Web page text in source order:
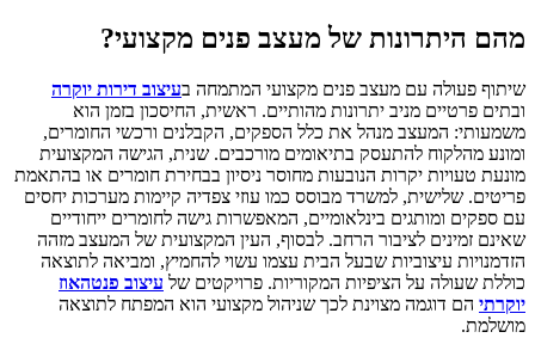
מהם היתרונות של מעצב פנים מקצועי?
שיתוף פעולה עם מעצב פנים מקצועי המתמחה בעיצוב דירות יוקרה
ובתים פרטיים מניב יתרונות מהותיים. ראשית, החיסכון בזמן הוא
משמעותי: המעצב מנהל את כלל הספקים, הקבלנים ורכשי החומרים,
ומונע מהלקוח להתעסק בתיאומים מורכבים. שנית, הגישה המקצועית
מונעת טעויות יקרות הנובעות מחוסר ניסיון בבחירת חומרים או בהתאמת
פריטים. שלישית, למשרד מבוסס כמו עוזי צפדיה קיימות מערכות יחסים
עם ספקים ומותגים בינלאומיים, המאפשרות גישה לחומרים ייחודיים
שאינם זמינים לציבור הרחב. לבסוף, העין המקצועית של המעצב מזהה
הזדמנויות עיצוביות שבעל הבית עצמו עשוי להחמיץ, ומביאה לתוצאה
כוללת שעולה על הציפיות המקוריות. פרויקטים של עיצוב פנטהאוז
יוקרתי הם דוגמה מצוינת לכך שניהול מקצועי הוא המפתח לתוצאה
מושלמת.